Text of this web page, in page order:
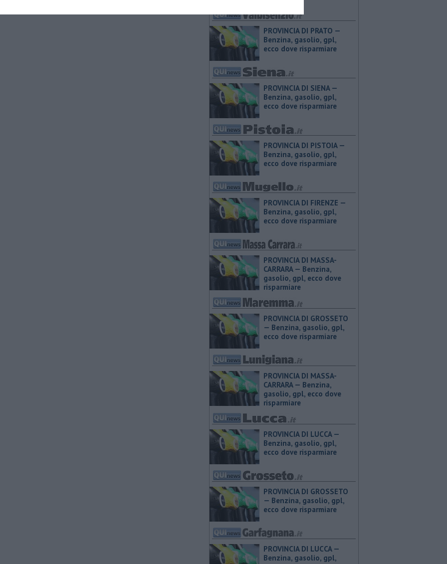
PROVINCIA DI PRATO — ​
Benzina, gasolio, gpl,
ecco dove risparmiare
PROVINCIA DI SIENA — ​
Benzina, gasolio, gpl,
ecco dove risparmiare
PROVINCIA DI PISTOIA — ​
Benzina, gasolio, gpl,
ecco dove risparmiare
PROVINCIA DI FIRENZE — ​
Benzina, gasolio, gpl,
ecco dove risparmiare
PROVINCIA DI MASSA-
CARRARA — ​Benzina,
gasolio, gpl, ecco dove
risparmiare
PROVINCIA DI GROSSETO
— ​Benzina, gasolio, gpl,
ecco dove risparmiare
PROVINCIA DI MASSA-
CARRARA — ​Benzina,
gasolio, gpl, ecco dove
risparmiare
PROVINCIA DI LUCCA — ​
Benzina, gasolio, gpl,
ecco dove risparmiare
PROVINCIA DI GROSSETO
— ​Benzina, gasolio, gpl,
ecco dove risparmiare
PROVINCIA DI LUCCA — ​
Benzina, gasolio, gpl,